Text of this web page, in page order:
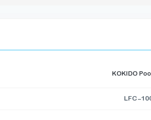
KOKIDO